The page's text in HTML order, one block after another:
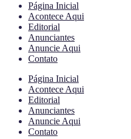
Página Inicial
Acontece Aqui
Editorial
Anunciantes
Anuncie Aqui
Contato
Página Inicial
Acontece Aqui
Editorial
Anunciantes
Anuncie Aqui
Contato